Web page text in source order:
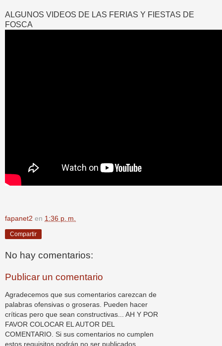
ALGUNOS VIDEOS DE LAS FERIAS Y FIESTAS DE
FOSCA
fapanet2 en 1:36 p. m.
Compartir
No hay comentarios:
Publicar un comentario
Agradecemos que sus comentarios carezcan de
palabras ofensivas o groseras. Pueden hacer
críticas pero que sean constructivas... AH Y POR
FAVOR COLOCAR EL AUTOR DEL
COMENTARIO. Si sus comentarios no cumplen
estos requisitos podrán no ser publicados.